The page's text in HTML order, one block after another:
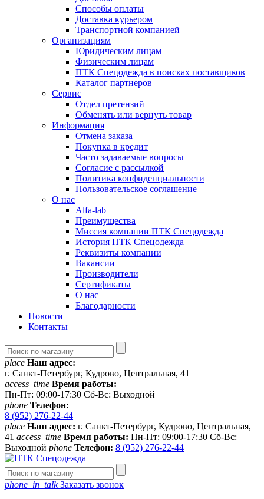
Способы оплаты
Доставка курьером
Транспортной компанией
Организациям
Юридическим лицам
Физическим лицам
ПТК Спецодежда в поисках поставщиков
Каталог партнеров
Сервис
Отдел претензий
Обменять или вернуть товар
Информация
Отмена заказа
Покупка в кредит
Часто задаваемые вопросы
Согласие с рассылкой
Политика конфиденциальности
Пользовательское соглашение
О нас
Alfa-lab
Преимущества
Миссия компании ПТК Спецодежда
История ПТК Спецодежда
Реквизиты компании
Вакансии
Производители
Сертификаты
О нас
Благодарности
Новости
Контакты
place Наш адрес:
г. Санкт-Петербург, Кудрово, Центральная, 41
access_time Время работы:
Пн-Пт: 09:00-17:30 Сб-Вс: Выходной
phone Телефон:
8 (952) 276-22-44
place Наш адрес: г. Санкт-Петербург, Кудрово, Центральная,
41 access_time Время работы: Пн-Пт: 09:00-17:30 Сб-Вс:
Выходной phone Телефон: 8 (952) 276-22-44
phone_in_talkЗаказать звонок